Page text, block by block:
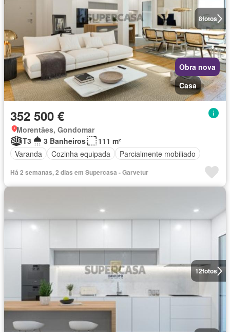
8fotos
Obra nova
Casa
352 500 €
Morentães, Gondomar
T3
3 Banheiros
111 m²
Varanda
Cozinha equipada Parcialmente mobiliado
Há 2 semanas, 2 dias em Supercasa - Garvetur
12fotos